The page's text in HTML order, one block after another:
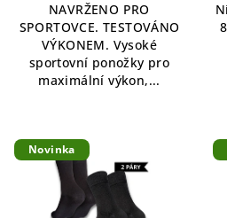
z
5
hvězdiček.
NAVRŽENO PRO
SPORTOVCE. TESTOVÁNO
VÝKONEM. Vysoké
sportovní ponožky pro
maximální výkon,...
Novinka